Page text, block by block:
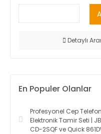
Detaylı
En Populer Olanlar
Profesyonel Cep
Elektronik Tamir Seti |
CD-2SQF ve Quick